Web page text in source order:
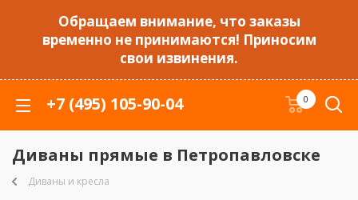
Обращаем внимание, что заказы
временно не принимаются! Приносим
свои извинения.
+7 (495) 105-90-04 0
Диваны прямые в Петропавловске
Диваны и кресла